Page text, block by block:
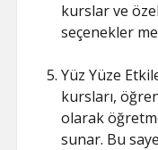
kurslar ve
seçenekler
Yüz Yüze
kursları,
olarak
sunar. Bu